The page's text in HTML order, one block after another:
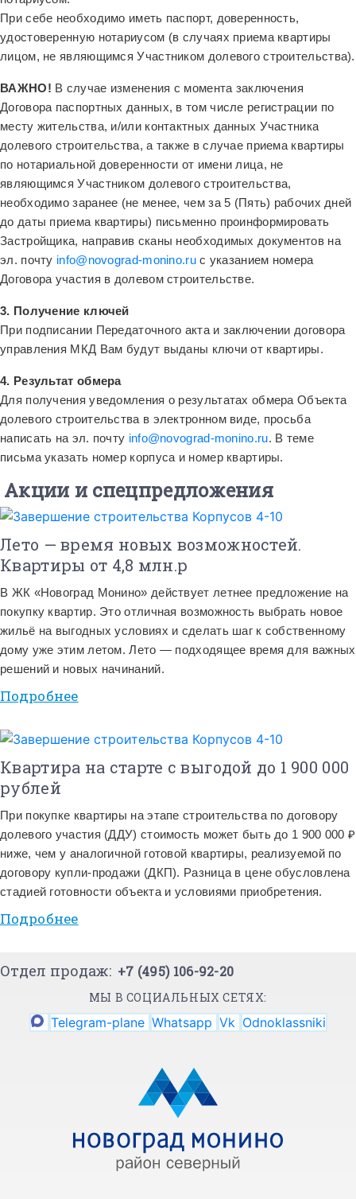
При себе необходимо иметь паспорт, доверенность,
удостоверенную нотариусом (в случаях приема квартиры
лицом, не являющимся Участником долевого строительства).
ВАЖНО! В случае изменения с момента заключения
Договора паспортных данных, в том числе регистрации по
месту жительства, и/или контактных данных Участника
долевого строительства, а также в случае приема квартиры
по нотариальной доверенности от имени лица, не
являющимся Участником долевого строительства,
необходимо заранее (не менее, чем за 5 (Пять) рабочих дней
до даты приема квартиры) письменно проинформировать
Застройщика, направив сканы необходимых документов на
эл. почту info@novograd-monino.ruс указанием номера
Договора участия в долевом строительстве.
3. Получение ключей
При подписании Передаточного акта и заключении договора
управления МКД Вам будут выданы ключи от квартиры.
4. Результат обмера
Для получения уведомления о результатах обмера Объекта
долевого строительства в электронном виде, просьба
написать на эл. почту info@novograd-monino.ru. В теме
письма указать номер корпуса и номер квартиры.
Акции и спецпредложения
Лето — время новых возможностей.
Квартиры от 4,8 млн.р
В ЖК «Новоград Монино» действует летнее предложение на
покупку квартир. Это отличная возможность выбрать новое
жильё на выгодных условиях и сделать шаг к собственному
дому уже этим летом. Лето — подходящее время для важных
решений и новых начинаний.
Подробнее
Квартира на старте с выгодой до 1 900 000
рублей
При покупке квартиры на этапе строительства по договору
долевого участия (ДДУ) стоимость может быть до 1 900 000 ₽
ниже, чем у аналогичной готовой квартиры, реализуемой по
договору купли-продажи (ДКП). Разница в цене обусловлена
стадией готовности объекта и условиями приобретения.
Подробнее
Отдел продаж: +7 (495) 106-92-20
МЫ В СОЦИАЛЬНЫХ СЕТЯХ:
Telegram-plane Whatsapp Vk Odnoklassniki